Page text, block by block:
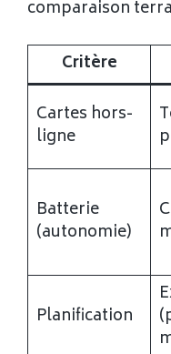
comparaison
Critère
Cartes hors-
ligne
Batterie
(autonomie)
Planification